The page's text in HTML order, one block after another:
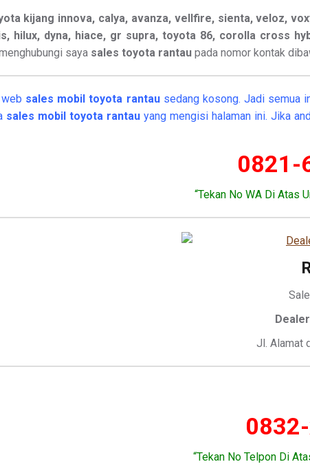
kijang innova, calya, avanza, vellfire, sienta, veloz,
hilux, dyna, hiace, gr supra, toyota 86, corolla cross
saya sales toyota rantau pada nomor kontak
sales mobil toyota rantau sedang kosong. Jadi semua
sales mobil toyota rantau yang mengisi halaman ini. Jika
0821-
“Tekan No WA Di Atas
Dealer
Jl. Alamat
“Tekan No Telpon Di